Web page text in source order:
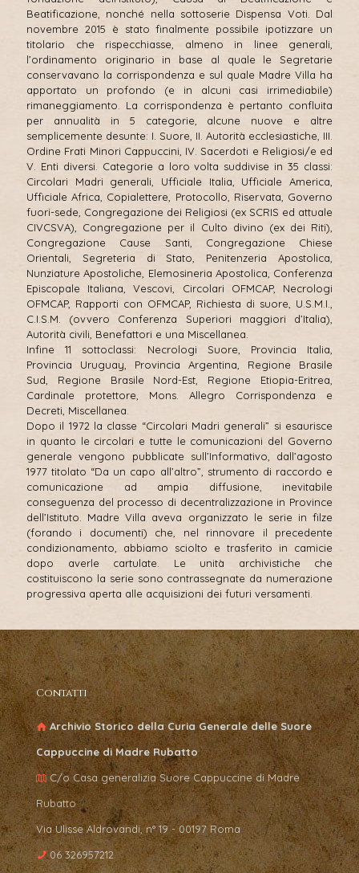
Beatificazione, nonché nella sottoserie Dispensa Voti. Dal
novembre 2015 è stato finalmente possibile ipotizzare un
titolario che rispecchiasse, almeno in linee generali,
l’ordinamento originario in base al quale le Segretarie
conservavano la corrispondenza e sul quale Madre Villa ha
apportato un profondo (e in alcuni casi irrimediabile)
rimaneggiamento. La corrispondenza è pertanto confluita
per annualità in 5 categorie, alcune nuove e altre
semplicemente desunte: I. Suore, II. Autorità ecclesiastiche, III.
Ordine Frati Minori Cappuccini, IV. Sacerdoti e Religiosi/e ed
V. Enti diversi. Categorie a loro volta suddivise in 35 classi:
Circolari Madri generali, Ufficiale Italia, Ufficiale America,
Ufficiale Africa, Copialettere, Protocollo, Riservata, Governo
fuori-sede, Congregazione dei Religiosi (ex SCRIS ed attuale
CIVCSVA), Congregazione per il Culto divino (ex dei Riti),
Congregazione Cause Santi, Congregazione Chiese
Orientali, Segreteria di Stato, Penitenzeria Apostolica,
Nunziature Apostoliche, Elemosineria Apostolica, Conferenza
Episcopale Italiana, Vescovi, Circolari OFMCAP, Necrologi
OFMCAP, Rapporti con OFMCAP, Richiesta di suore, U.S.M.I.,
C.I.S.M. (ovvero Conferenza Superiori maggiori d’Italia),
Autorità civili, Benefattori e una Miscellanea.
Infine 11 sottoclassi: Necrologi Suore, Provincia Italia,
Provincia Uruguay, Provincia Argentina, Regione Brasile
Sud, Regione Brasile Nord-Est, Regione Etiopia-Eritrea,
Cardinale protettore, Mons. Allegro Corrispondenza e
Decreti, Miscellanea.
Dopo il 1972 la classe “Circolari Madri generali” si esaurisce
in quanto le circolari e tutte le comunicazioni del Governo
generale vengono pubblicate sull’Informativo, dall’agosto
1977 titolato “Da un capo all’altro”, strumento di raccordo e
comunicazione ad ampia diffusione, inevitabile
conseguenza del processo di decentralizzazione in Province
dell’Istituto. Madre Villa aveva organizzato le serie in filze
(forando i documenti) che, nel rinnovare il precedente
condizionamento, abbiamo sciolto e trasferito in camicie
dopo averle cartulate. Le unità archivistiche che
costituiscono la serie sono contrassegnate da numerazione
progressiva aperta alle acquisizioni dei futuri versamenti.
Contatti
Archivio Storico della Curia Generale delle Suore
Cappuccine di Madre Rubatto
C/o Casa generalizia Suore Cappuccine di Madre
Rubatto
Via Ulisse Aldrovandi, n° 19 - 00197 Roma
06 326957212